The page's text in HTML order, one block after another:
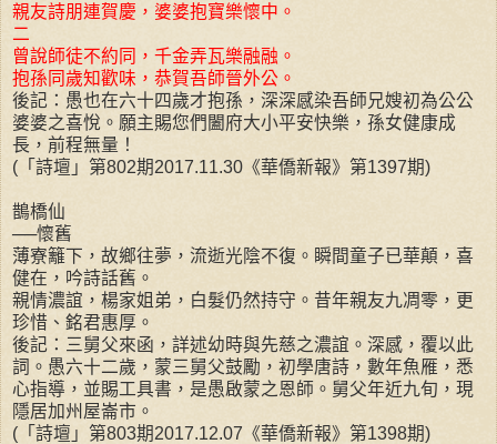
親友詩朋連賀慶，婆婆抱寶樂懷中。
二
曾說師徒不約同，千金弄瓦樂融融。
抱孫同歲知歡味，恭賀吾師晉外公。
後記：愚也在六十四歲才抱孫，深深感染吾師兄嫂初為公公
婆婆之喜悅。願主賜您們闔府大小平安快樂，孫女健康成
長，前程無量！
(「詩壇」第802期2017.11.30《華僑新報》第1397期)
鵲橋仙
──懷舊
薄寮籬下，故鄉往夢，流逝光陰不復。瞬間童子已華顛，喜
健在，吟詩話舊。
親情濃誼，楊家姐弟，白髮仍然持守。昔年親友九凋零，更
珍惜、銘君惠厚。
後記：三舅父來函，詳述幼時與先慈之濃誼。深感，覆以此
詞。愚六十二歲，蒙三舅父鼓勵，初學唐詩，數年魚雁，悉
心指導，並賜工具書，是愚啟蒙之恩師。舅父年近九旬，現
隱居加州屋崙市。
(「詩壇」第803期2017.12.07《華僑新報》第1398期)